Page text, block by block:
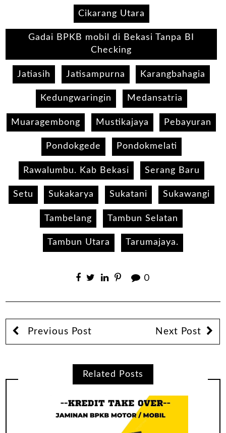
Cikarang Utara
Gadai BPKB mobil di Bekasi Tanpa BI
Checking
Jatiasih Jatisampurna Karangbahagia
Kedungwaringin Medansatria
Muaragembong Mustikajaya Pebayuran
Pondokgede Pondokmelati
Rawalumbu. Kab Bekasi Serang Baru
Setu Sukakarya Sukatani Sukawangi
Tambelang Tambun Selatan
Tambun Utara Tarumajaya.
0
Previous Post Next Post
Related Posts